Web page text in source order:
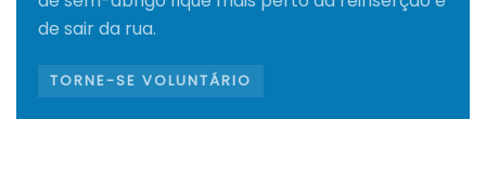
de sair da rua.
TORNE-SE VOLUNTÁRIO